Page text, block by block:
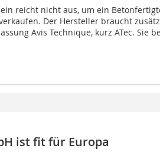
reicht nicht aus, um ein
Der Hersteller braucht
Avis Technique, kurz ATec. Sie
ist fit für Europa